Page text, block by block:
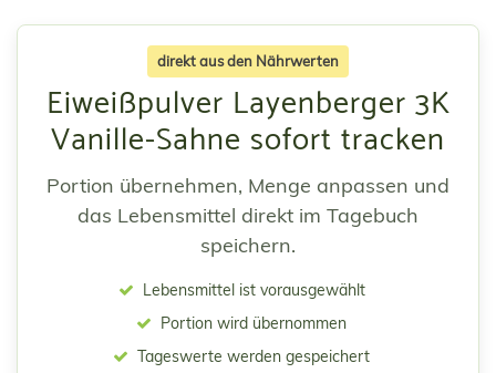
direkt aus den Nährwerten
Eiweißpulver Layenberger 3K
Vanille-Sahne sofort tracken
Portion übernehmen, Menge anpassen und
das Lebensmittel direkt im Tagebuch
speichern.
Lebensmittel ist vorausgewählt
Portion wird übernommen
Tageswerte werden gespeichert